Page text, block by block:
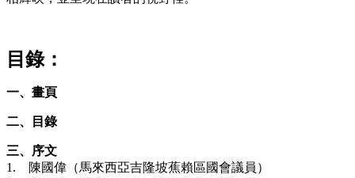
目錄：
一、畫頁
二、目錄
三、序文
1. 陳國偉（馬來西亞吉隆坡蕉賴區國會議員）